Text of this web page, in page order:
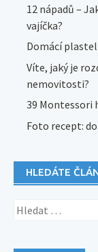
12 nápadů –
vajíčka?
Domácí
Víte, jaký je
nemovitosti?
39 Montessori
Foto recept:
HLEDÁTE
Vyhledávání